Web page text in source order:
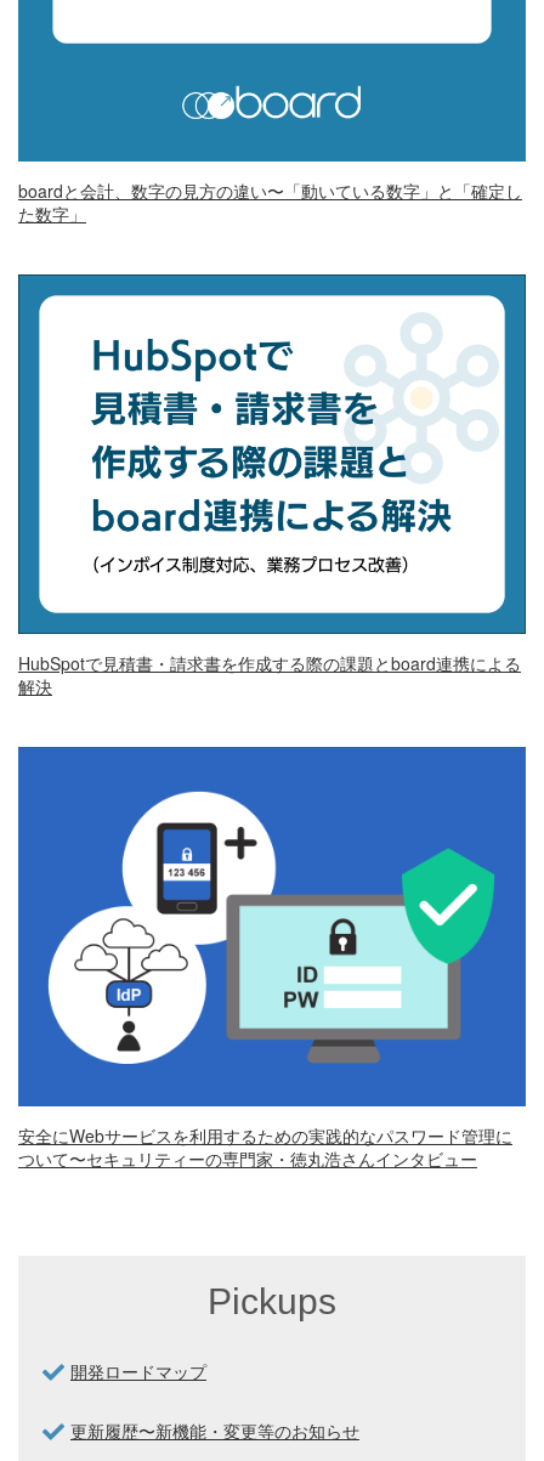
boardと会計、数字の見方の違い〜「動いている数字」と「確定し
た数字」
HubSpotで見積書・請求書を作成する際の課題とboard連携による
解決
安全にWebサービスを利用するための実践的なパスワード管理に
ついて〜セキュリティーの専門家・徳丸浩さんインタビュー
Pickups
開発ロードマップ
更新履歴〜新機能・変更等のお知らせ